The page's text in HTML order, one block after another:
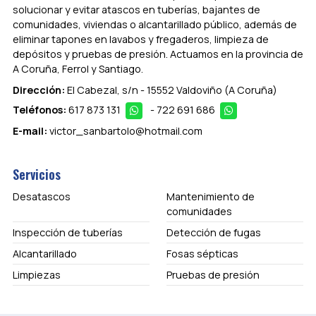
solucionar y evitar atascos en tuberías, bajantes de
comunidades, viviendas o alcantarillado público, además de
eliminar tapones en lavabos y fregaderos, limpieza de
depósitos y pruebas de presión. Actuamos en la provincia de
A Coruña, Ferrol y Santiago.
Dirección: El Cabezal, s/n - 15552 Valdoviño (A Coruña)
Teléfonos: 617 873 131 - 722 691 686
E-mail: victor_sanbartolo@hotmail.com
Servicios
Desatascos
Mantenimiento de
comunidades
Inspección de tuberías
Detección de fugas
Alcantarillado
Fosas sépticas
Limpiezas
Pruebas de presión